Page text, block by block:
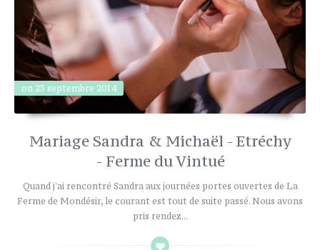
on 23 septembre 2014
Mariage Sandra & Michaël - Etréchy
- Ferme du Vintué
Quand j'ai rencontré Sandra aux journées portes ouvertes de La
Ferme de Mondésir, le courant est tout de suite passé. Nous avons
pris rendez...